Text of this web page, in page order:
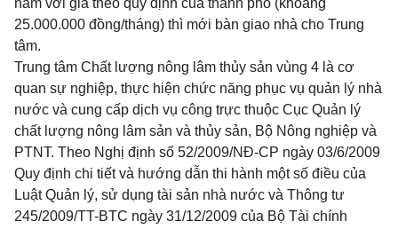
năm với giá theo quy định của thành phố (khoảng
25.000.000 đồng/tháng) thì mới bàn giao nhà cho Trung
tâm.
Trung tâm Chất lượng nông lâm thủy sản vùng 4 là cơ
quan sự nghiệp, thực hiện chức năng phục vụ quản lý nhà
nước và cung cấp dịch vụ công trực thuộc Cục Quản lý
chất lượng nông lâm sản và thủy sản, Bộ Nông nghiệp và
PTNT. Theo Nghị định số 52/2009/NĐ-CP ngày 03/6/2009
Quy định chi tiết và hướng dẫn thi hành một số điều của
Luật Quản lý, sử dụng tài sản nhà nước và Thông tư
245/2009/TT-BTC ngày 31/12/2009 của Bộ Tài chính